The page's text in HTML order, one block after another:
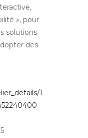
», pour
solutions
des
1